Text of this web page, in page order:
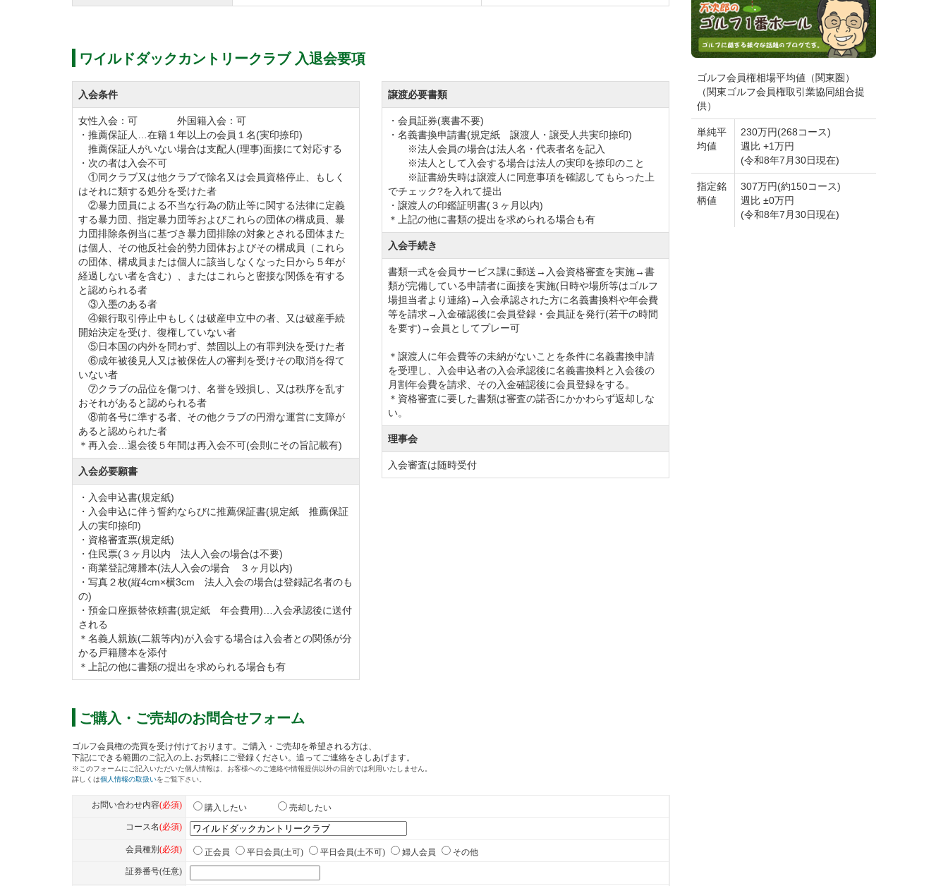
ワイルドダックカントリークラブ 入退会要項
入会条件
女性入会：可 外国籍入会：可
・推薦保証人…在籍１年以上の会員１名(実印捺印)
推薦保証人がいない場合は支配人(理事)面接にて対応する
・次の者は入会不可
①同クラブ又は他クラブで除名又は会員資格停止、もしく
はそれに類する処分を受けた者
②暴力団員による不当な行為の防止等に関する法律に定義
する暴力団、指定暴力団等およびこれらの団体の構成員、暴
力団排除条例当に基づき暴力団排除の対象とされる団体また
は個人、その他反社会的勢力団体およびその構成員（これら
の団体、構成員または個人に該当しなくなった日から５年が
経過しない者を含む）、またはこれらと密接な関係を有する
と認められる者
③入墨のある者
④銀行取引停止中もしくは破産申立中の者、又は破産手続
開始決定を受け、復権していない者
⑤日本国の内外を問わず、禁固以上の有罪判決を受けた者
⑥成年被後見人又は被保佐人の審判を受けその取消を得て
いない者
⑦クラブの品位を傷つけ、名誉を毀損し、又は秩序を乱す
おそれがあると認められる者
⑧前各号に準する者、その他クラブの円滑な運営に支障が
あると認められた者
＊再入会…退会後５年間は再入会不可(会則にその旨記載有)
入会必要願書
・入会申込書(規定紙)
・入会申込に伴う誓約ならびに推薦保証書(規定紙 推薦保証
人の実印捺印)
・資格審査票(規定紙)
・住民票(３ヶ月以内 法人入会の場合は不要)
・商業登記簿謄本(法人入会の場合 ３ヶ月以内)
・写真２枚(縦4cm×横3cm 法人入会の場合は登録記名者のも
の)
・預金口座振替依頼書(規定紙 年会費用)…入会承認後に送付
される
＊名義人親族(二親等内)が入会する場合は入会者との関係が分
かる戸籍謄本を添付
＊上記の他に書類の提出を求められる場合も有
譲渡必要書類
・会員証券(裏書不要)
・名義書換申請書(規定紙 譲渡人・譲受人共実印捺印)
※法人会員の場合は法人名・代表者名を記入
※法人として入会する場合は法人の実印を捺印のこと
※証書紛失時は譲渡人に同意事項を確認してもらった上
でチェック?を入れて提出
・譲渡人の印鑑証明書(３ヶ月以内)
＊上記の他に書類の提出を求められる場合も有
入会手続き
書類一式を会員サービス課に郵送→入会資格審査を実施→書
類が完備している申請者に面接を実施(日時や場所等はゴルフ
場担当者より連絡)→入会承認された方に名義書換料や年会費
等を請求→入金確認後に会員登録・会員証を発行(若干の時間
を要す)→会員としてプレー可
＊譲渡人に年会費等の未納がないことを条件に名義書換申請
を受理し、入会申込者の入会承認後に名義書換料と入会後の
月割年会費を請求、その入金確認後に会員登録をする。
＊資格審査に要した書類は審査の諾否にかかわらず返却しな
い。
理事会
入会審査は随時受付
ご購入・ご売却のお問合せフォーム
ゴルフ会員権相場平均値（関東圏）
（関東ゴルフ会員権取引業協同組合提
供）
単純平
均値
230万円(268コース)
週比 +1万円
(令和8年7月30日現在)
指定銘
柄値
307万円(約150コース)
週比 ±0万円
(令和8年7月30日現在)